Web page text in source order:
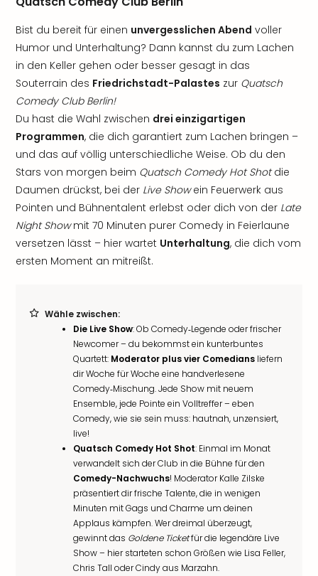
Bist du bereit für einen unvergesslichen Abend voller
Humor und Unterhaltung? Dann kannst du zum Lachen
in den Keller gehen oder besser gesagt in das
Souterrain des Friedrichstadt-Palastes zur Quatsch
Comedy Club Berlin!
Du hast die Wahl zwischen drei einzigartigen
Programmen, die dich garantiert zum Lachen bringen –
und das auf völlig unterschiedliche Weise. Ob du den
Stars von morgen beim Quatsch Comedy Hot Shotdie
Daumen drückst, bei der Live Showein Feuerwerk aus
Pointen und Bühnentalent erlebst oder dich von der Late
Night Showmit 70 Minuten purer Comedy in Feierlaune
versetzen lässt – hier wartet Unterhaltung, die dich vom
ersten Moment an mitreißt.
Wähle zwischen:
Die Live Show: Ob Comedy‑Legende oder frischer
Newcomer – du bekommst ein kunterbuntes
Quartett: Moderator plus vier Comedians liefern
dir Woche für Woche eine handverlesene
Comedy‑Mischung. Jede Show mit neuem
Ensemble, jede Pointe ein Volltreffer – eben
Comedy, wie sie sein muss: hautnah, unzensiert,
live!
Quatsch Comedy Hot Shot: Einmal im Monat
verwandelt sich der Club in die Bühne für den
Comedy-Nachwuchs! Moderator Kalle Zilske
präsentiert dir frische Talente, die in wenigen
Minuten mit Gags und Charme um deinen
Applaus kämpfen. Wer dreimal überzeugt,
gewinnt das Goldene Ticketfür die legendäre Live
Show – hier starteten schon Größen wie Lisa Feller,
Chris Tall oder Cindy aus Marzahn.